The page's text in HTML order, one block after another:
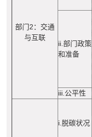
部门2：交通
与互联
ii.部门政策
和准备
iii.公平性
i.脱碳状况